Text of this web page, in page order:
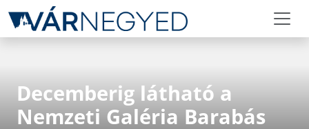
Decemberig látható a
Nemzeti Galéria Barabás